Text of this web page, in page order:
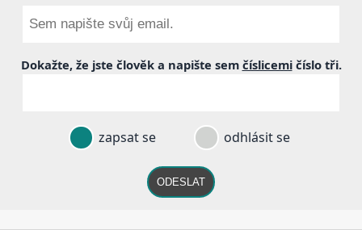
Dokažte, že jste člověk a napište sem číslicemičíslo tři.
zapsat se odhlásit se
ODESLAT